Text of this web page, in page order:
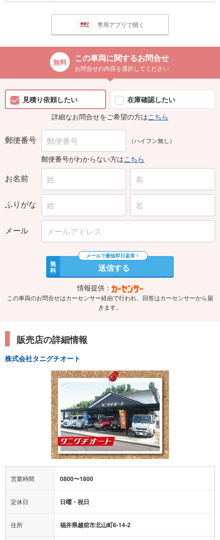
専用アプリで開く
この車両に関するお問合せ
お問合せの内容を選択してください
見積り依頼したい
在庫確認したい
詳細なお問合せをご希望の方はこちら
郵便番号 （ハイフン無し）
郵便番号がわからない方はこちら
お名前
ふりがな
メール
無
料 送信する
情報提供：
この車両のお問合せはカーセンサー経由で行われ、回答はカーセンサーから届
きます。
販売店の詳細情報
株式会社タニグチオート
営業時間 0800〜1800
定休日 日曜・祝日
住所 福井県越前市北山町6-14-2